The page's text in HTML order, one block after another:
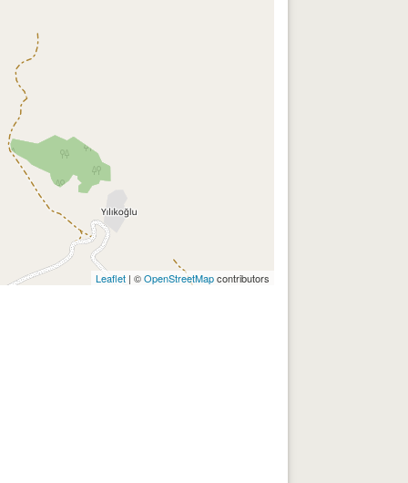
Leaflet | ©OpenStreetMapcontributors